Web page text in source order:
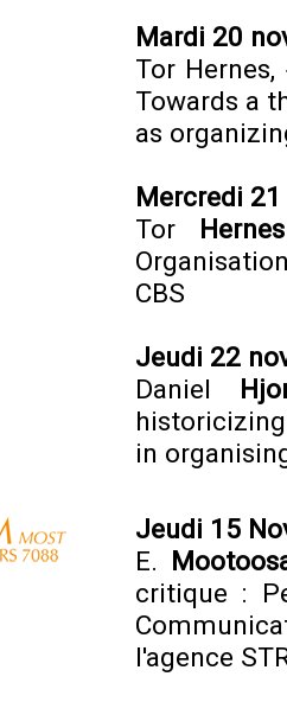
Mardi 20
Tor
Towards a
as
Mercredi
Tor Hernes
CBS
Jeudi 22
Daniel
in
Jeudi 15
E.
critique :
l'agence